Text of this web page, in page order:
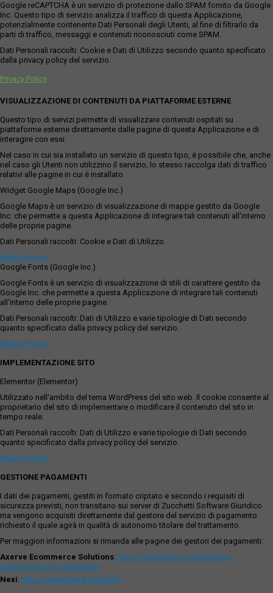
Google reCAPTCHA è un servizio di protezione dallo SPAM fornito da Google
Inc. Questo tipo di servizio analizza il traffico di questa Applicazione,
potenzialmente contenente Dati Personali degli Utenti, al fine di filtrarlo da
parti di traffico, messaggi e contenuti riconosciuti come SPAM.
Dati Personali raccolti: Cookie e Dati di Utilizzo secondo quanto specificato
dalla privacy policy del servizio.
Privacy Policy
VISUALIZZAZIONE DI CONTENUTI DA PIATTAFORME ESTERNE
Questo tipo di servizi permette di visualizzare contenuti ospitati su
piattaforme esterne direttamente dalle pagine di questa Applicazione e di
interagire con essi.
Nel caso in cui sia installato un servizio di questo tipo, è possibile che, anche
nel caso gli Utenti non utilizzino il servizio, lo stesso raccolga dati di traffico
relativi alle pagine in cui è installato.
Widget Google Maps (Google Inc.)
Google Maps è un servizio di visualizzazione di mappe gestito da Google
Inc. che permette a questa Applicazione di integrare tali contenuti all'interno
delle proprie pagine.
Dati Personali raccolti: Cookie e Dati di Utilizzo.
Privacy Policy
Google Fonts (Google Inc.)
Google Fonts è un servizio di visualizzazione di stili di carattere gestito da
Google Inc. che permette a questa Applicazione di integrare tali contenuti
all'interno delle proprie pagine.
Dati Personali raccolti: Dati di Utilizzo e varie tipologie di Dati secondo
quanto specificato dalla privacy policy del servizio.
Privacy Policy
IMPLEMENTAZIONE SITO
Elementor (Elementor)
Utilizzato nell'ambito del tema WordPress del sito web. Il cookie consente al
proprietario del sito di implementare o modificare il contenuto del sito in
tempo reale.
Dati Personali raccolti: Dati di Utilizzo e varie tipologie di Dati secondo
quanto specificato dalla privacy policy del servizio.
Privacy Policy
GESTIONE PAGAMENTI
I dati dei pagamenti, gestiti in formato criptato e secondo i requisiti di
sicurezza previsti, non transitano sui server di Zucchetti Software Giuridico
ma vengono acquisiti direttamente dal gestore del servizio di pagamento
richiesto il quale agirà in qualità di autonomo titolare del trattamento.
Per maggiori informazioni si rimanda alle pagine dei gestori dei pagamenti:
Axerve Ecommerce Solutions: https://www.axerve.com/privacy-
policy/servizi-di-pagamento
Nexi: https://www.nexi.it/it/privacy